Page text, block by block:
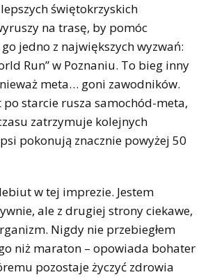
świętokrzyskich
na trasę, by pomóc
jedno z największych wyzwań:
Run” w Poznaniu. To bieg inny
meta… goni zawodników.
starcie rusza samochód-meta,
zatrzymuje kolejnych
pokonują znacznie powyżej 50
w tej imprezie. Jestem
ale z drugiej strony ciekawe,
Nigdy nie przebiegłem
niż maraton – opowiada bohater
pozostaje życzyć zdrowia